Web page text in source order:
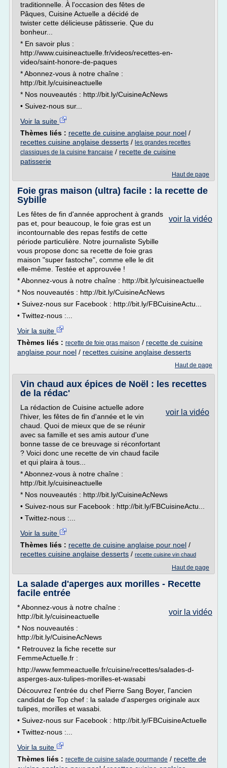
traditionnelle. À l'occasion des fêtes de
Pâques, Cuisine Actuelle a décidé de
twister cette délicieuse pâtisserie. Que du
bonheur...
* En savoir plus :
http://www.cuisineactuelle.fr/videos/recettes-en-
video/saint-honore-de-paques
* Abonnez-vous à notre chaîne :
http://bit.ly/cuisineactuelle
* Nos nouveautés : http://bit.ly/CuisineAcNews
• Suivez-nous sur...
Voir la suite
Thèmes liés : recette de cuisine anglaise pour noel /
recettes cuisine anglaise desserts / les grandes recettes
classiques de la cuisine francaise / recette de cuisine
patisserie
Haut de page
Foie gras maison (ultra) facile : la recette de
Sybille
voir la vidéo
Les fêtes de fin d'année approchent à grands
pas et, pour beaucoup, le foie gras est un
incontournable des repas festifs de cette
période particulière. Notre journaliste Sybille
vous propose donc sa recette de foie gras
maison "super fastoche", comme elle le dit
elle-même. Testée et approuvée !
* Abonnez-vous à notre chaîne : http://bit.ly/cuisineactuelle
* Nos nouveautés : http://bit.ly/CuisineAcNews
• Suivez-nous sur Facebook : http://bit.ly/FBCuisineActu...
• Twittez-nous :...
Voir la suite
Thèmes liés : recette de foie gras maison / recette de cuisine
anglaise pour noel / recettes cuisine anglaise desserts
Haut de page
Vin chaud aux épices de Noël : les recettes
de la rédac'
voir la vidéo
La rédaction de Cuisine actuelle adore
l'hiver, les fêtes de fin d'année et le vin
chaud. Quoi de mieux que de se réunir
avec sa famille et ses amis autour d'une
bonne tasse de ce breuvage si réconfortant
? Voici donc une recette de vin chaud facile
et qui plaira à tous...
* Abonnez-vous à notre chaîne :
http://bit.ly/cuisineactuelle
* Nos nouveautés : http://bit.ly/CuisineAcNews
• Suivez-nous sur Facebook : http://bit.ly/FBCuisineActu...
• Twittez-nous :...
Voir la suite
Thèmes liés : recette de cuisine anglaise pour noel /
recettes cuisine anglaise desserts / recette cuisine vin chaud
Haut de page
La salade d'aperges aux morilles - Recette
facile entrée
voir la vidéo
* Abonnez-vous à notre chaîne :
http://bit.ly/cuisineactuelle
* Nos nouveautés :
http://bit.ly/CuisineAcNews
* Retrouvez la fiche recette sur
FemmeActuelle.fr :
http://www.femmeactuelle.fr/cuisine/recettes/salades-d-
asperges-aux-tulipes-morilles-et-wasabi
Découvrez l'entrée du chef Pierre Sang Boyer, l'ancien
candidat de Top chef : la salade d'asperges originale aux
tulipes, morilles et wasabi.
• Suivez-nous sur Facebook : http://bit.ly/FBCuisineActuelle
• Twittez-nous :...
Voir la suite
Thèmes liés : recette de cuisine salade gourmande / recette de